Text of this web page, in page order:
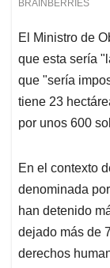
El Ministro de
que esta sería
que "sería
tiene 23
por unos 600
En el contexto
denominada
han detenido
dejado más de
derechos